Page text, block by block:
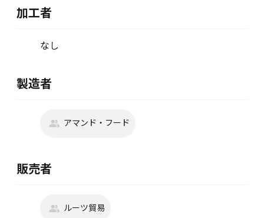
加工者
なし
製造者
アマンド・フード
販売者
ルーツ貿易